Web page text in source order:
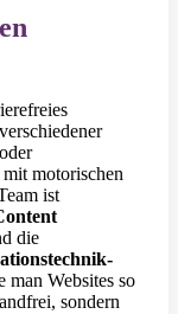
motorischen
ist
die
man Websites so
sondern